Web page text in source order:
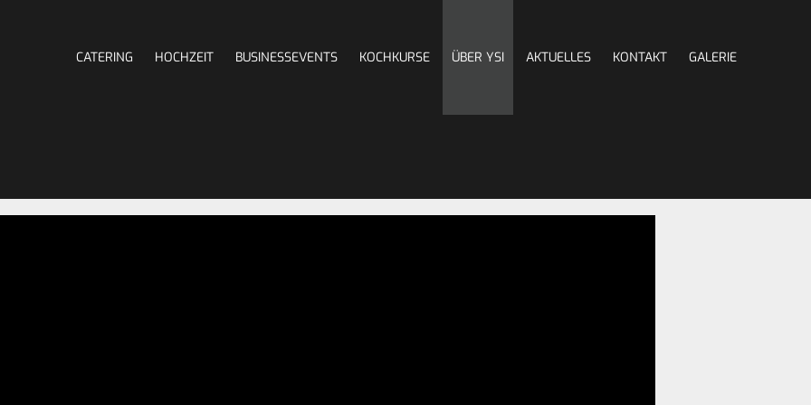
CATERING HOCHZEIT BUSINESSEVENTS KOCHKURSE ÜBER YSI AKTUELLES KONTAKT GALERIE